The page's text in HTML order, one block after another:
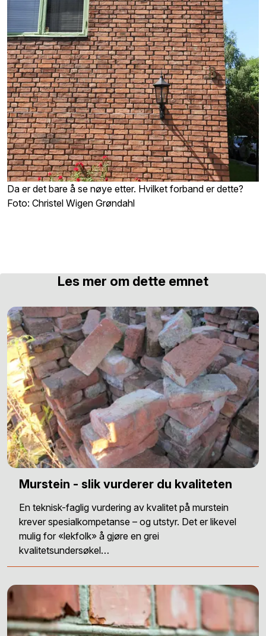
Da er det bare å se nøye etter. Hvilket forband er dette?
Foto: Christel Wigen Grøndahl
Les mer om dette emnet
Murstein - slik vurderer du kvaliteten
En teknisk-faglig vurdering av kvalitet på murstein
krever spesialkompetanse – og utstyr. Det er likevel
mulig for «lekfolk» å gjøre en grei
kvalitetsundersøkel…